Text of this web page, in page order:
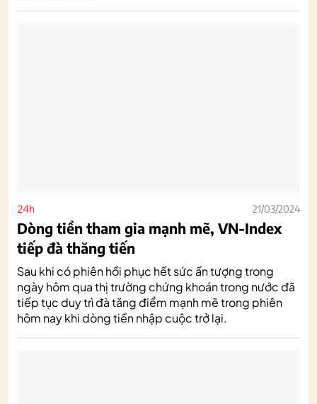
24h 21/03/2024
Dòng tiền tham gia mạnh mẽ, VN-Index
tiếp đà thăng tiến
Sau khi có phiên hồi phục hết sức ấn tượng trong
ngày hôm qua thị trường chứng khoán trong nước đã
tiếp tục duy trì đà tăng điểm mạnh mẽ trong phiên
hôm nay khi dòng tiền nhập cuộc trở lại.